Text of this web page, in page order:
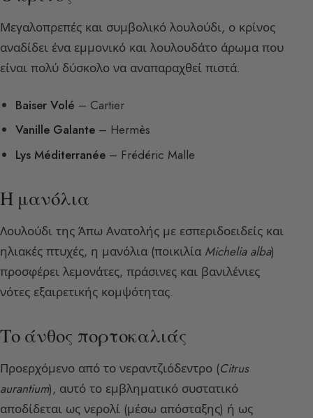
Μεγαλοπρεπές και συμβολικό λουλούδι, ο κρίνος
αναδίδει ένα εμμονικό και λουλουδάτο άρωμα που
είναι πολύ δύσκολο να αναπαραχθεί πιστά.
Baiser Volé – Cartier
Vanille Galante – Hermès
Lys Méditerranée – Frédéric Malle
Η μανόλια
Λουλούδι της Άπω Ανατολής με εσπεριδοειδείς και
ηλιακές πτυχές, η μανόλια (ποικιλία Michelia alba)
προσφέρει λεμονάτες, πράσινες και βανιλένιες
νότες εξαιρετικής κομψότητας.
Το άνθος πορτοκαλιάς
Προερχόμενο από το νεραντζιόδεντρο (Citrus
aurantium), αυτό το εμβληματικό συστατικό
αποδίδεται ως νερολί (μέσω απόσταξης) ή ως